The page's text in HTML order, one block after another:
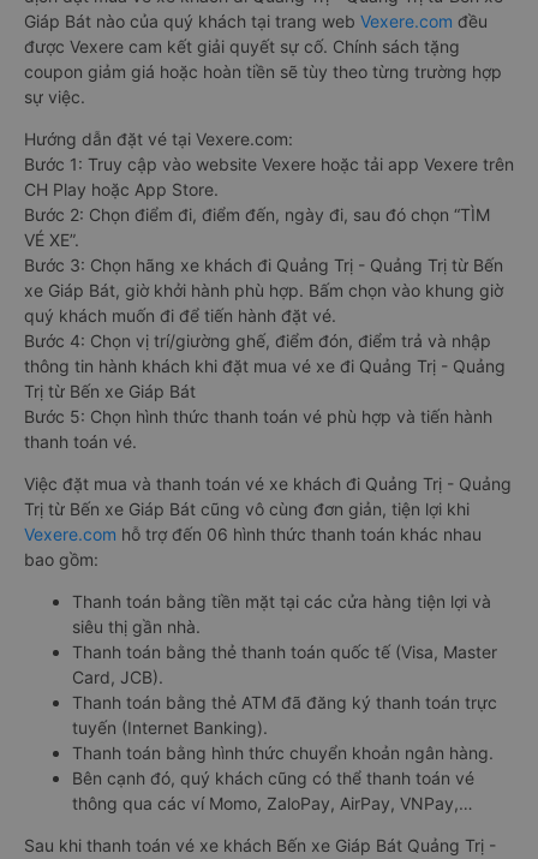
Giáp Bát nào của quý khách tại trang web Vexere.com đều
được Vexere cam kết giải quyết sự cố. Chính sách tặng
coupon giảm giá hoặc hoàn tiền sẽ tùy theo từng trường hợp
sự việc.
Hướng dẫn đặt vé tại Vexere.com:
Bước 1: Truy cập vào website Vexere hoặc tải app Vexere trên
CH Play hoặc App Store.
Bước 2: Chọn điểm đi, điểm đến, ngày đi, sau đó chọn “TÌM
VÉ XE”.
Bước 3: Chọn hãng xe khách đi Quảng Trị - Quảng Trị từ Bến
xe Giáp Bát, giờ khởi hành phù hợp. Bấm chọn vào khung giờ
quý khách muốn đi để tiến hành đặt vé.
Bước 4: Chọn vị trí/giường ghế, điểm đón, điểm trả và nhập
thông tin hành khách khi đặt mua vé xe đi Quảng Trị - Quảng
Trị từ Bến xe Giáp Bát
Bước 5: Chọn hình thức thanh toán vé phù hợp và tiến hành
thanh toán vé.
Việc đặt mua và thanh toán vé xe khách đi Quảng Trị - Quảng
Trị từ Bến xe Giáp Bát cũng vô cùng đơn giản, tiện lợi khi
Vexere.com hỗ trợ đến 06 hình thức thanh toán khác nhau
bao gồm:
Thanh toán bằng tiền mặt tại các cửa hàng tiện lợi và
siêu thị gần nhà.
Thanh toán bằng thẻ thanh toán quốc tế (Visa, Master
Card, JCB).
Thanh toán bằng thẻ ATM đã đăng ký thanh toán trực
tuyến (Internet Banking).
Thanh toán bằng hình thức chuyển khoản ngân hàng.
Bên cạnh đó, quý khách cũng có thể thanh toán vé
thông qua các ví Momo, ZaloPay, AirPay, VNPay,…
Sau khi thanh toán vé xe khách Bến xe Giáp Bát Quảng Trị -